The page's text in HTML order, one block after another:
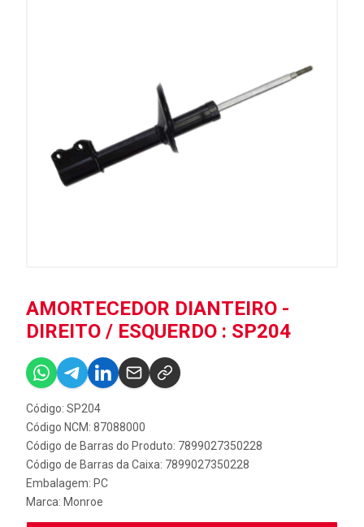
AMORTECEDOR DIANTEIRO -
DIREITO / ESQUERDO : SP204
Código: SP204
Código NCM: 87088000
Código de Barras do Produto: 7899027350228
Código de Barras da Caixa: 7899027350228
Embalagem: PC
Marca: Monroe